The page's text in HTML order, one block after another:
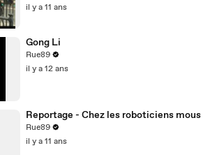
il y a 11 ans
Gong Li
Rue89
il y a 12 ans
Reportage - Chez les roboticiens mous
Rue89
il y a 11 ans